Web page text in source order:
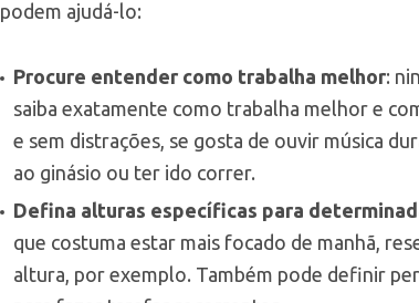
podem ajudá-lo:
Procure entender como trabalha melhor:
saiba exatamente como trabalha melhor e
e sem distrações, se gosta de ouvir música
ao ginásio ou ter ido correr.
Defina alturas específicas para
que costuma estar mais focado de manhã,
altura, por exemplo. Também pode definir